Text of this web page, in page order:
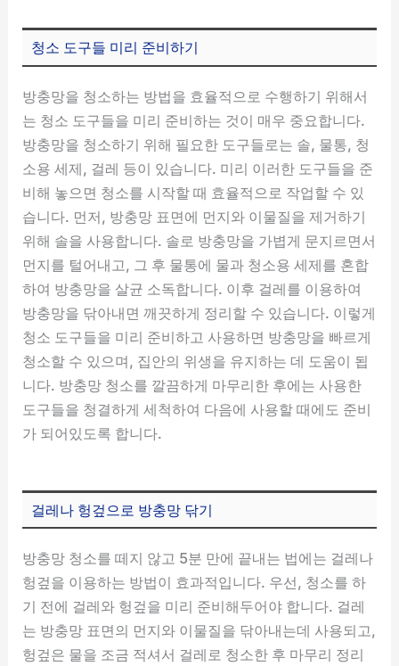
청소 도구들 미리 준비하기
방충망을 청소하는 방법을 효율적으로 수행하기 위해서
는 청소 도구들을 미리 준비하는 것이 매우 중요합니다.
방충망을 청소하기 위해 필요한 도구들로는 솔, 물통, 청
소용 세제, 걸레 등이 있습니다. 미리 이러한 도구들을 준
비해 놓으면 청소를 시작할 때 효율적으로 작업할 수 있
습니다. 먼저, 방충망 표면에 먼지와 이물질을 제거하기
위해 솔을 사용합니다. 솔로 방충망을 가볍게 문지르면서
먼지를 털어내고, 그 후 물통에 물과 청소용 세제를 혼합
하여 방충망을 살균 소독합니다. 이후 걸레를 이용하여
방충망을 닦아내면 깨끗하게 정리할 수 있습니다. 이렇게
청소 도구들을 미리 준비하고 사용하면 방충망을 빠르게
청소할 수 있으며, 집안의 위생을 유지하는 데 도움이 됩
니다. 방충망 청소를 깔끔하게 마무리한 후에는 사용한
도구들을 청결하게 세척하여 다음에 사용할 때에도 준비
가 되어있도록 합니다.
걸레나 헝겊으로 방충망 닦기
방충망 청소를 떼지 않고 5분 만에 끝내는 법에는 걸레나
헝겊을 이용하는 방법이 효과적입니다. 우선, 청소를 하
기 전에 걸레와 헝겊을 미리 준비해두어야 합니다. 걸레
는 방충망 표면의 먼지와 이물질을 닦아내는데 사용되고,
헝겊은 물을 조금 적셔서 걸레로 청소한 후 마무리 정리